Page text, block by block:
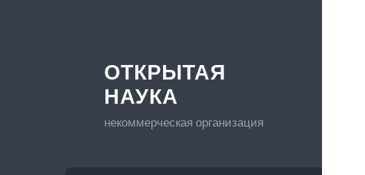
ОТКРЫТАЯ
НАУКА
некоммерческая организация